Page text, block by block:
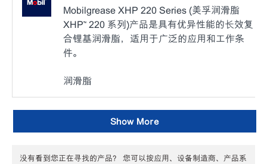
Mobilgrease XHP 220 Series (美孚润滑脂
XHP™ 220 系列)产品是具有优异性能的长效复
合锂基润滑脂，适用于广泛的应用和工作条
件。
润滑脂
Show More
没有看到您正在寻找的产品？ 您可以按应用、设备制造商、产品系